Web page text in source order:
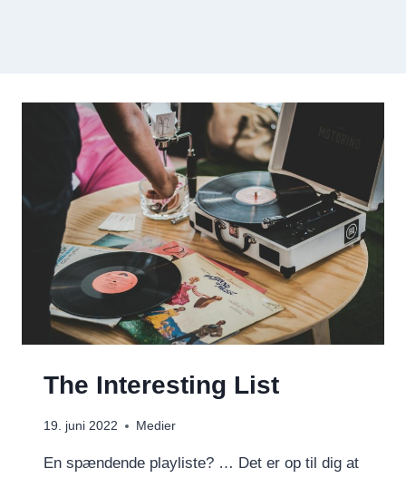
The Interesting List
19. juni 2022 Medier
En spændende playliste? … Det er op til dig at